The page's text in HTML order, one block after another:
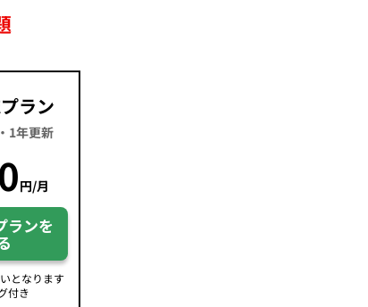
ラン
1年更新
円/月
ランを
となります
付き